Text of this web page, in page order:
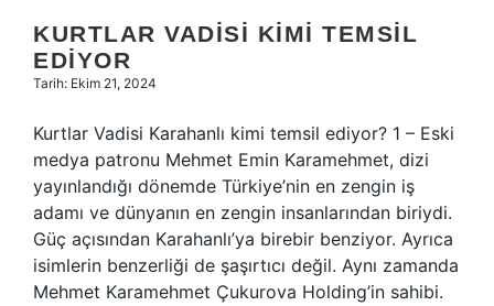
KURTLAR VADISI KIMI TEMSIL
EDIYOR
Tarih: Ekim 21, 2024
Kurtlar Vadisi Karahanlı kimi temsil ediyor? 1 – Eski
medya patronu Mehmet Emin Karamehmet, dizi
yayınlandığı dönemde Türkiye’nin en zengin iş
adamı ve dünyanın en zengin insanlarından biriydi.
Güç açısından Karahanlı’ya birebir benziyor. Ayrıca
isimlerin benzerliği de şaşırtıcı değil. Aynı zamanda
Mehmet Karamehmet Çukurova Holding’in sahibi.